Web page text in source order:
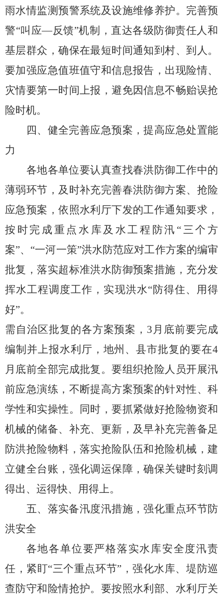
雨水情监测预警系统及设施维修养护。 完善预
警“叫应—反馈”机制， 直达各级防御责任人和
基层群众，确保在最短时间通知到村、到人。
要加强应急值班值守和信息报告，出现险情、
灾情要第一时间上报，避免因信息不畅贻误抢
险时机。
四 、健全完善应急预案，提高应急处置能
力
各地各单位要认真查找春洪防御工作中的
薄弱环节，及时补充完善春洪防御方案、抢险
应急预案，依照水利厅下发的工作通知要求，
按时完成重点水库及水工程防汛 “三个方
案”、“一河一策”洪水防范应对工作方案的编审
批复，落实超标准洪水防御预案措施， 充分发
挥水工程调度工作，实现洪水“防得住、用得
好”。
需自治区批复的各方案预案， 3 月底前要完成
编制并上报水利厅，地州、县市批复的要在4
月底前全部完成批复。要组织抢险人员开展汛
前应急演练，不断提高方案预案的针对性、科
学性和实操性。同时，要抓紧做好抢险物资和
机械的储备、补充、更新， 及早补充完善备足
防洪抢险物料，落实抢险队伍和抢险机械，建
立健全台账 ， 强化调运保障，确保关键时刻调
得出、运得快、用得上。
五、 落实备汛度汛措施 ，强化重点环节防
洪安全
各地各单位要严格落实水库安全度汛责
任 ， 紧盯“三个重点环节” ，强化水库、堤防巡
查防守和险情抢护。 要按照水利部、水利厅关